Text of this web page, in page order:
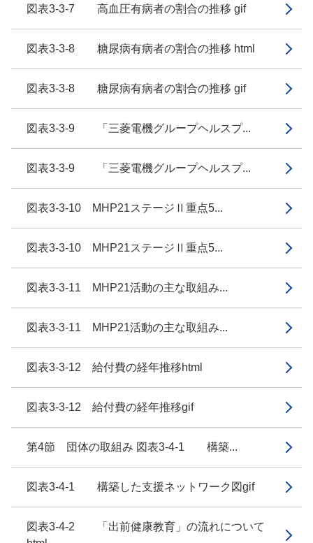
図表3-3-7 高血圧有病者の割合の推移 gif
図表3-3-8 糖尿病有病者の割合の推移 html
図表3-3-8 糖尿病有病者の割合の推移 gif
図表3-3-9 「三菱電機グループヘルスプ...
図表3-3-9 「三菱電機グループヘルスプ...
図表3-3-10 MHP21ステージⅡ重点5...
図表3-3-10 MHP21ステージⅡ重点5...
図表3-3-11 MHP21活動の主な取組み...
図表3-3-11 MHP21活動の主な取組み...
図表3-3-12 給付費の経年推移html
図表3-3-12 給付費の経年推移gif
第4節 団体の取組み 図表3-4-1 構築...
図表3-4-1 構築した支援ネットワーク図gif
図表3-4-2 「出前健康教育」の流れについて